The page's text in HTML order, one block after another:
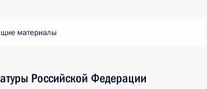
материалы
Российской Федерации